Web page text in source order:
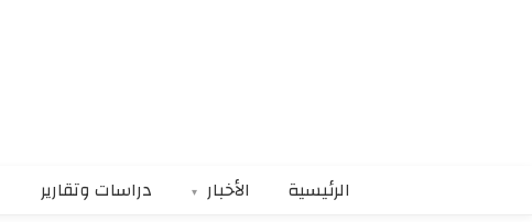
الرئيسية الأخبار دراسات وتقارير